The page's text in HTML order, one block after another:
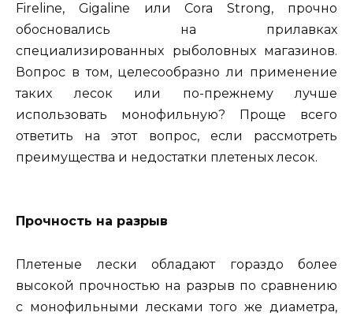
Fireline, Gigaline или Cora Strong, прочно
обосновались на прилавках
специализированных рыболовных магазинов.
Вопрос в том, целесообразно ли применение
таких лесок или по-прежнему лучше
использовать монофильную? Проще всего
ответить на этот вопрос, если рассмотреть
преимущества и недостатки плетеных лесок.
Прочность на разрыв
Плетеные лески обладают гораздо более
высокой прочностью на разрыв по сравнению
с монофильными лесками того же диаметра,